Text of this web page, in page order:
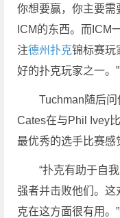
你想要赢，你主要需
ICM的东西。而ICM
注德州扑克锦标赛玩
好的扑克玩家之一。”
Tuchman随后
Cates在与Phil Ivey
最优秀的选手比赛感
“扑克有助于自
强者并击败他们。
克在这方面很有用。